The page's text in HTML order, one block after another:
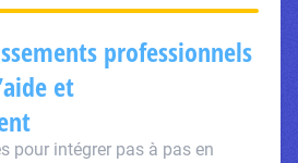
professionnels
et
pour intégrer pas à pas en